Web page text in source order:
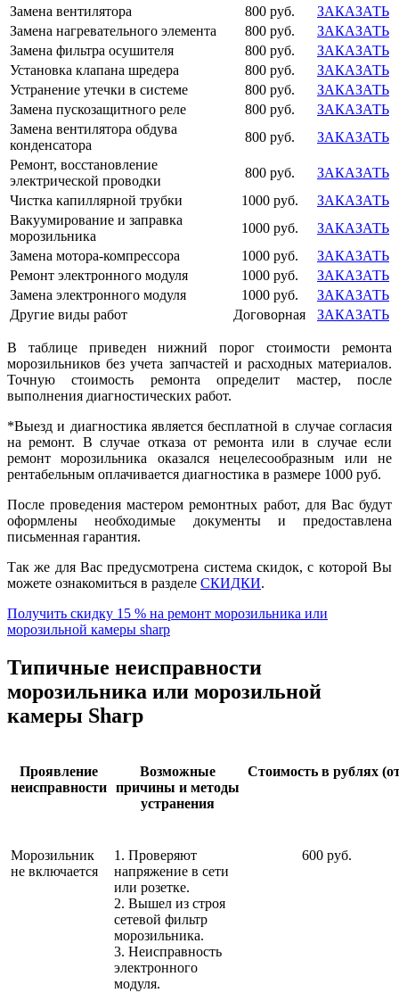
Замена вентилятора 800 руб.
ЗАКАЗАТЬ
Замена нагревательного элемента
800 руб.
ЗАКАЗАТЬ
Замена фильтра осушителя
800 руб.
ЗАКАЗАТЬ
Установка клапана шредера
800 руб.
ЗАКАЗАТЬ
Устранение утечки в системе
800 руб.
ЗАКАЗАТЬ
Замена пускозащитного реле
800 руб.
ЗАКАЗАТЬ
Замена вентилятора обдува
конденсатора
800 руб.
ЗАКАЗАТЬ
Ремонт, восстановление
электрической проводки
800 руб.
ЗАКАЗАТЬ
Чистка капиллярной трубки
1000 руб.
ЗАКАЗАТЬ
Вакуумирование и заправка
морозильника
1000 руб.
ЗАКАЗАТЬ
Замена мотора-компрессора
1000 руб.
ЗАКАЗАТЬ
Ремонт электронного модуля
1000 руб.
ЗАКАЗАТЬ
Замена электронного модуля
1000 руб.
ЗАКАЗАТЬ
Другие виды работ
Договорная ЗАКАЗАТЬ
В таблице приведен нижний порог стоимости ремонта
морозильников без учета запчастей и расходных материалов.
Точную стоимость ремонта определит мастер, после
выполнения диагностических работ.
*Выезд и диагностика является бесплатной в случае согласия
на ремонт. В случае отказа от ремонта или в случае если
ремонт морозильника оказался нецелесообразным или не
рентабельным оплачивается диагностика в размере 1000 руб.
После проведения мастером ремонтных работ, для Вас будут
оформлены необходимые документы и предоставлена
письменная гарантия.
Так же для Вас предусмотрена система скидок, с которой Вы
можете ознакомиться в разделе СКИДКИ.
Получить скидку 15 % на ремонт морозильника или
морозильной камеры sharp
Типичные неисправности
морозильника или морозильной
камеры Sharp
Проявление
неисправности
Возможные
причины и методы
устранения
Стоимость в рублях
Морозильник
не включается
1. Проверяют
напряжение в сети
или розетке.
2. Вышел из строя
сетевой фильтр
морозильника.
3. Неисправность
электронного
модуля.
600 руб.